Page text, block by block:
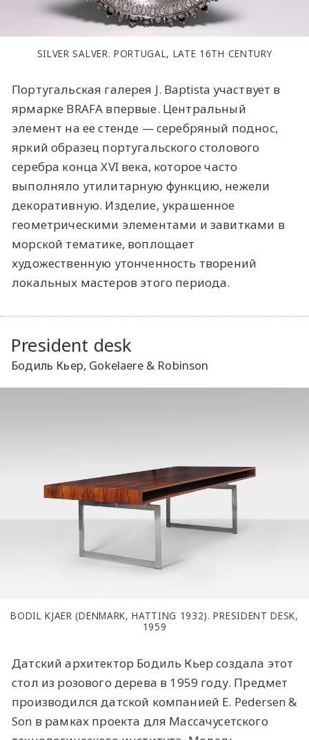
SILVER SALVER. PORTUGAL, LATE 16TH CENTURY
Португальская галерея J. Baptista участвует в
ярмарке BRAFA впервые. Центральный
элемент на ее стенде — серебряный поднос,
яркий образец португальского столового
серебра конца XVI века, которое часто
выполняло утилитарную функцию, нежели
декоративную. Изделие, украшенное
геометрическими элементами и завитками в
морской тематике, воплощает
художественную утонченность творений
локальных мастеров этого периода.
President desk
Бодиль Кьер, Gokelaere & Robinson
BODIL KJAER (DENMARK, HATTING 1932). PRESIDENT DESK,
1959
Датский архитектор Бодиль Кьер создала этот
стол из розового дерева в 1959 году. Предмет
производился датской компанией E. Pedersen &
Son в рамках проекта для Массачусетского